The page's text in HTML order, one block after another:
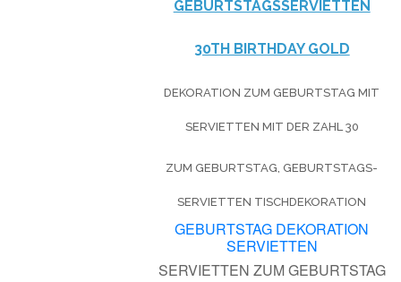
GEBURTSTAGSSERVIETTEN
30TH BIRTHDAY GOLD
DEKORATION ZUM GEBURTSTAG MIT
SERVIETTEN MIT DER ZAHL 30
ZUM GEBURTSTAG, GEBURTSTAGS-
SERVIETTEN TISCHDEKORATION
GEBURTSTAG DEKORATION
SERVIETTEN
SERVIETTEN ZUM GEBURTSTAG